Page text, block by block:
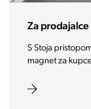
Za investitorje
Vašo investicijo
zaželene